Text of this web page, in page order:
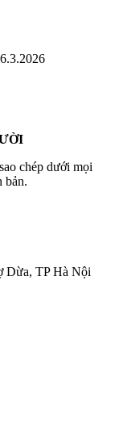
chép dưới mọi
bản.
Dừa, TP Hà Nội